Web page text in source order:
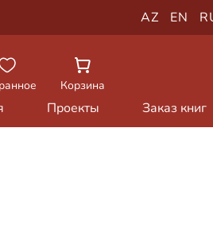
AZ EN
Корзина
Проекты Заказ книг